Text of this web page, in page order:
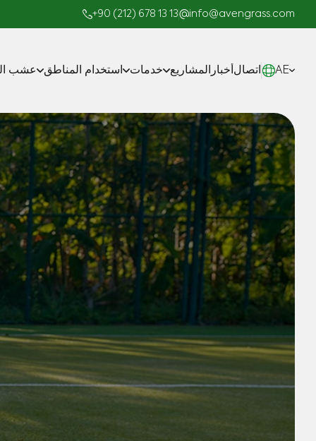
+90 (212) 678 13 13 info@avengrass.com
عشب استخدام المناطق خدمات
صناعة
المشاريع الجاهزة
المشاريع أخبار اتصال AE